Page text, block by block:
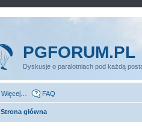
PGFORUM.PL
Dyskusje o paralotniach pod każdą
Więcej… FAQ
Strona główna